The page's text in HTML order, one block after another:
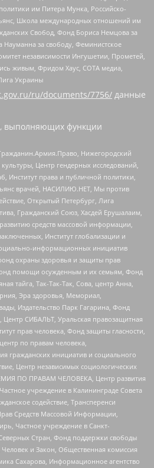
им Питера Мунка, Российско-
Школа международных отношений им
Свобод, Фонд Бориса Немцова за
за свободу, Феминистское
независимости Ингушетии, Прометей,
живым, Фридом Хаус, СОТА медиа,
Украины
ru/documents/7756/ данные
выполняющих функции
Нижегородский
Центр гендерных исследований,
Институт права и публичной политики,
врачей, НАСИЛИЮ.НЕТ, Мы против
Открытый Петербург, Лига
Гражданский Союз, Хасдей Ерушалаим,
средств массовой информации,
Институт глобализации и
информационных инициатив
охраны здоровья и защиты прав
помощи осужденным и их семьям, Фонд
тайга, Так-Так-Так, Сова, центр Анна,
Эра здоровья, Мемориал,
Издательство Парк Гагарина, Фонд
СИБАЛЬТ, Уральская правозащитная
прав человека, Фонд защиты гласности,
по правам человека,
гражданских инициатив и социального
Центр независимых социологических
ПО ПРАВАМ ЧЕЛОВЕКА, Центр развития
учреждение в Калининграде Совета
содействие, Трансперенси
Средств Массовой Информации,
Частное учреждение в Санкт-
Стран, Фонд поддержки свободы
и Закон, Общественная комиссия
Сахарова, Информационное агентство